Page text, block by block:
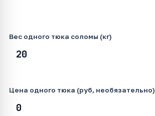
Вес одного тюка соломы (кг)
Цена одного тюка (руб, необязательно)